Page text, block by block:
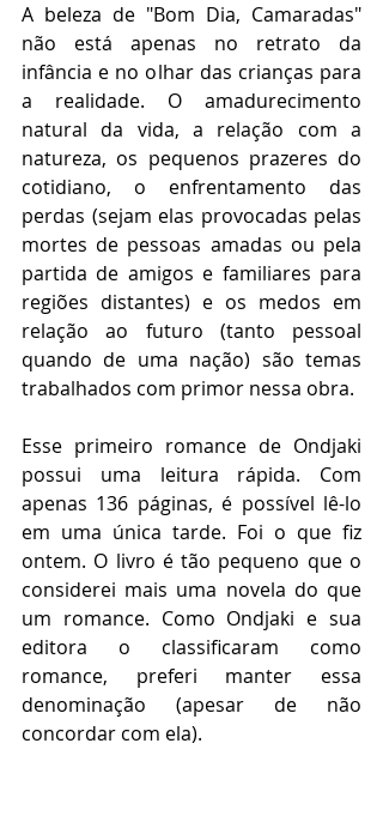
A beleza de "Bom Dia, Camaradas"
não está apenas no retrato da
infância e no olhar das crianças para
a realidade. O amadurecimento
natural da vida, a relação com a
natureza, os pequenos prazeres do
cotidiano, o enfrentamento das
perdas (sejam elas provocadas pelas
mortes de pessoas amadas ou pela
partida de amigos e familiares para
regiões distantes) e os medos em
relação ao futuro (tanto pessoal
quando de uma nação) são temas
trabalhados com primor nessa obra.
Esse primeiro romance de Ondjaki
possui uma leitura rápida. Com
apenas 136 páginas, é possível lê-lo
em uma única tarde. Foi o que fiz
ontem. O livro é tão pequeno que o
considerei mais uma novela do que
um romance. Como Ondjaki e sua
editora o classificaram como
romance, preferi manter essa
denominação (apesar de não
concordar com ela).